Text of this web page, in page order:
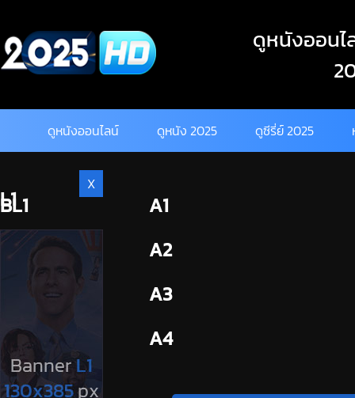
content
ดูหนังออนไ
ดูหนังออนไลน์ ดูหนัง 2025 ดูซีรี่ย์ 2025
BL1
BL2
A1
A2
A3
A4
X
L1